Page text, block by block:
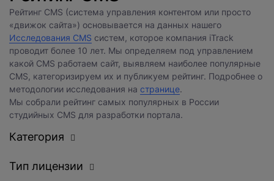
Рейтинг CMS (система управления контентом или просто
«движок сайта») основывается на данных нашего
Исследования CMS систем, которое компания iTrack
проводит более 10 лет. Мы определяем под управлением
какой CMS работаем сайт, выявляем наиболее популярные
CMS, категоризируем их и публикуем рейтинг. Подробнее о
методологии исследования на странице.
Мы собрали рейтинг самых популярных в России
студийных CMS для разработки портала.
Категория
Тип лицензии
Заполните форму и наш специалист
свяжется с вами
Вакансии
Разработка сайтов на 1С-Битрикс
Техподдержка
Тарифы и цены
CRM
Внедрение Битрикс24
Развитие Битрикс24
День с экспертом
Статистики для Битрикс24
Тарифы и цены
Корпоративный портал Битрикс24
CRM для отдела продаж
HRM для отдела кадров
ДЕМО CRM Битрикс24
Кейсы
Сайты
CRM
Блог
Контакты